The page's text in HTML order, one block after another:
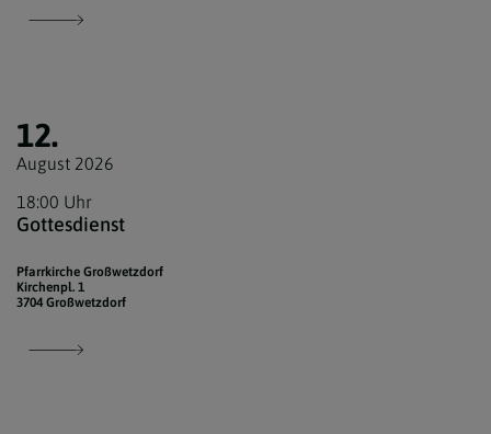
12.
August 2026
18:00 Uhr
Gottesdienst
Pfarrkirche Großwetzdorf
Kirchenpl. 1
3704 Großwetzdorf